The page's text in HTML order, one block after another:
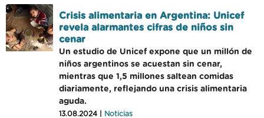
Crisis alimentaria en Argentina: Unicef
revela alarmantes cifras de niños sin
cenar
Un estudio de Unicef expone que un millón de
niños argentinos se acuestan sin cenar,
mientras que 1,5 millones saltean comidas
diariamente, reflejando una crisis alimentaria
aguda.
13.08.2024 | Noticias